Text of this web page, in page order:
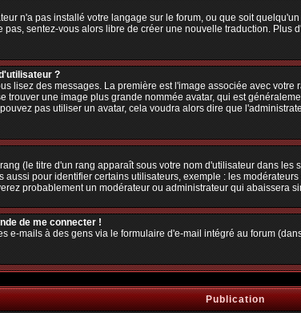
n'a pas installé votre langage sur le forum, ou que soit
sentez-vous alors libre de créer une nouvelle traduction.
?
lisez des messages. La première est l'image associée avec
trouver une image plus grande nommée avatar, qui est
pas utiliser un avatar, cela voudra alors dire que
(le titre d'un rang apparaît sous votre nom d'utilisateur dans
pour identifier certains utilisateurs, exemple : les
probablement un modérateur ou administrateur qui abaissera
de me connecter !
e-mails à des gens via le formulaire d'e-mail intégré au forum
Publication